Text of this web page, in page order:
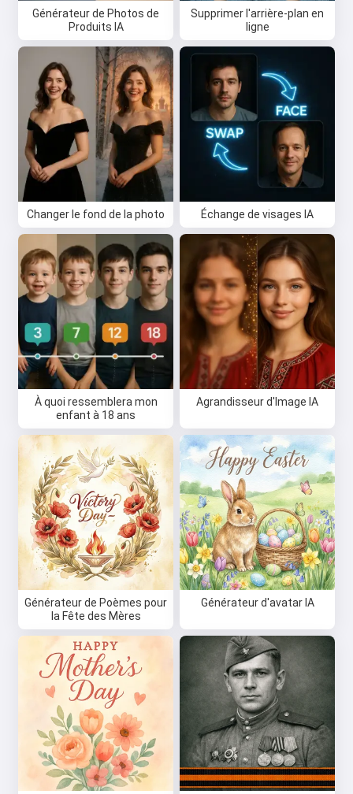
Générateur de Photos de
Produits IA
Supprimer l'arrière-plan en
ligne
Changer le fond de la photo Échange de visages IA
À quoi ressemblera mon
enfant à 18 ans
Agrandisseur d'Image IA
Générateur de Poèmes pour
la Fête des Mères
Générateur d'avatar IA
J'accepte :Conditions d’utilisation,
Politique de confidentialité
Politique de remboursement